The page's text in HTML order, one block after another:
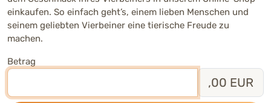
einkaufen. So einfach geht’s, einem lieben Menschen und
seinem geliebten Vierbeiner eine tierische Freude zu
machen.
Betrag
,00 EUR